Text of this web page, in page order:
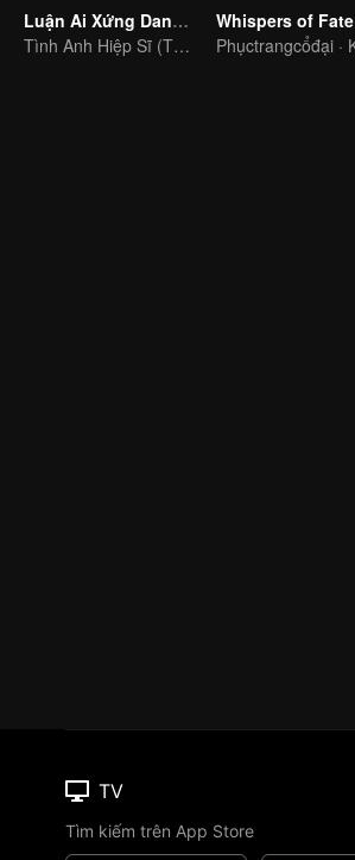
Luận Ai Xứng Danh Anh Hùng
Tình Anh Hiệp Sĩ (Thiếu Niên Hiệp Sĩ Tình) - Tăng Thuấn Hy, Dương Siêu Việt
Whispers of Fate
TV
Tìm kiếm trên App Store